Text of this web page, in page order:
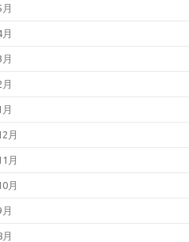
月
月
月